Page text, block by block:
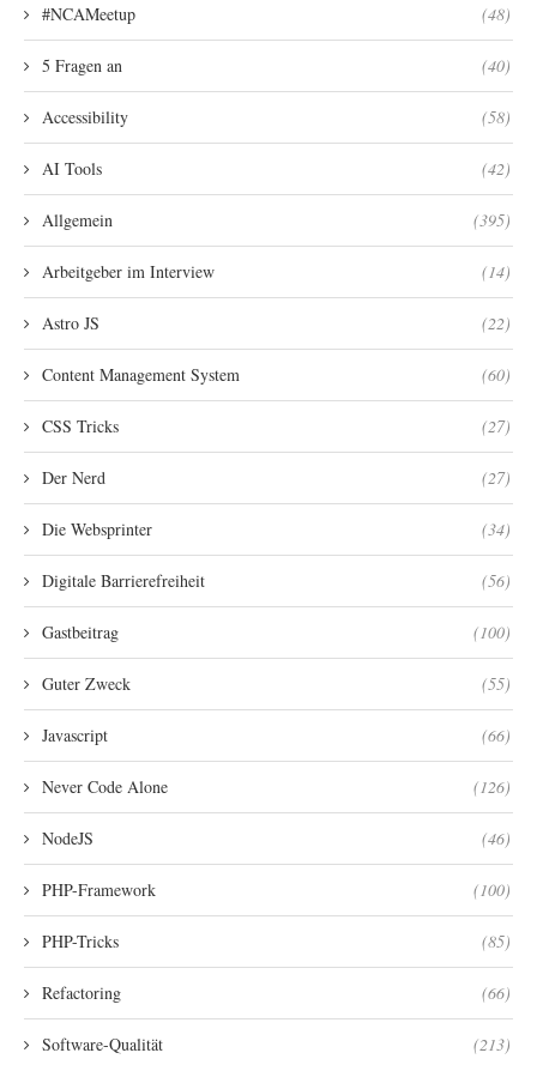
#NCAMeetup (48)
5 Fragen an (40)
Accessibility (58)
AI Tools (42)
Allgemein (395)
Arbeitgeber im Interview (14)
Astro JS (22)
Content Management System (60)
CSS Tricks (27)
Der Nerd (27)
Die Websprinter (34)
Digitale Barrierefreiheit (56)
Gastbeitrag (100)
Guter Zweck (55)
Javascript (66)
Never Code Alone (126)
NodeJS (46)
PHP-Framework (100)
PHP-Tricks (85)
Refactoring (66)
Software-Qualität (213)